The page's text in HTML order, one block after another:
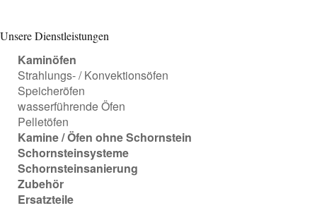
Unsere Dienstleistungen
Kaminöfen
Strahlungs- / Konvektionsöfen
Speicheröfen
wasserführende Öfen
Pelletöfen
Kamine / Öfen ohne Schornstein
Schornsteinsysteme
Schornsteinsanierung
Zubehör
Ersatzteile